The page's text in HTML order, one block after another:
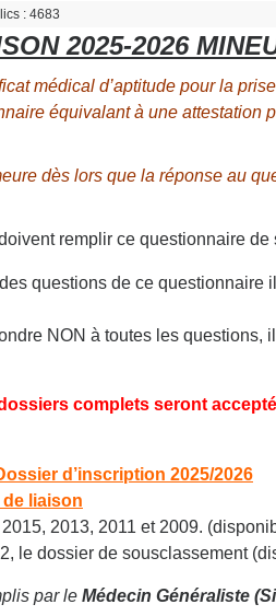
: 4683
2025-2026
médical d’aptitude pour la
équivalant à une attestation
dès lors que la réponse au
remplir ce questionnaire de
questions de ce questionnaire
NON à toutes les questions,
complets seront
d’inscription 2025/2026
de liaison
2013, 2011 et 2009.
le dossier de sousclassement
par le Médecin Généraliste